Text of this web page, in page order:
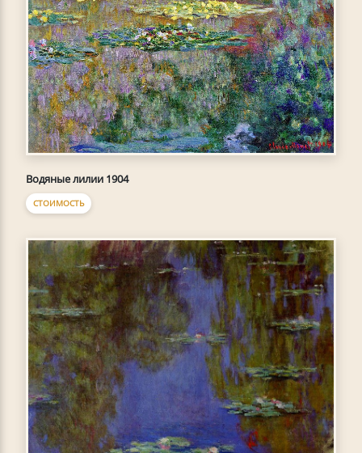
Водяные лилии 1904
СТОИМОСТЬ